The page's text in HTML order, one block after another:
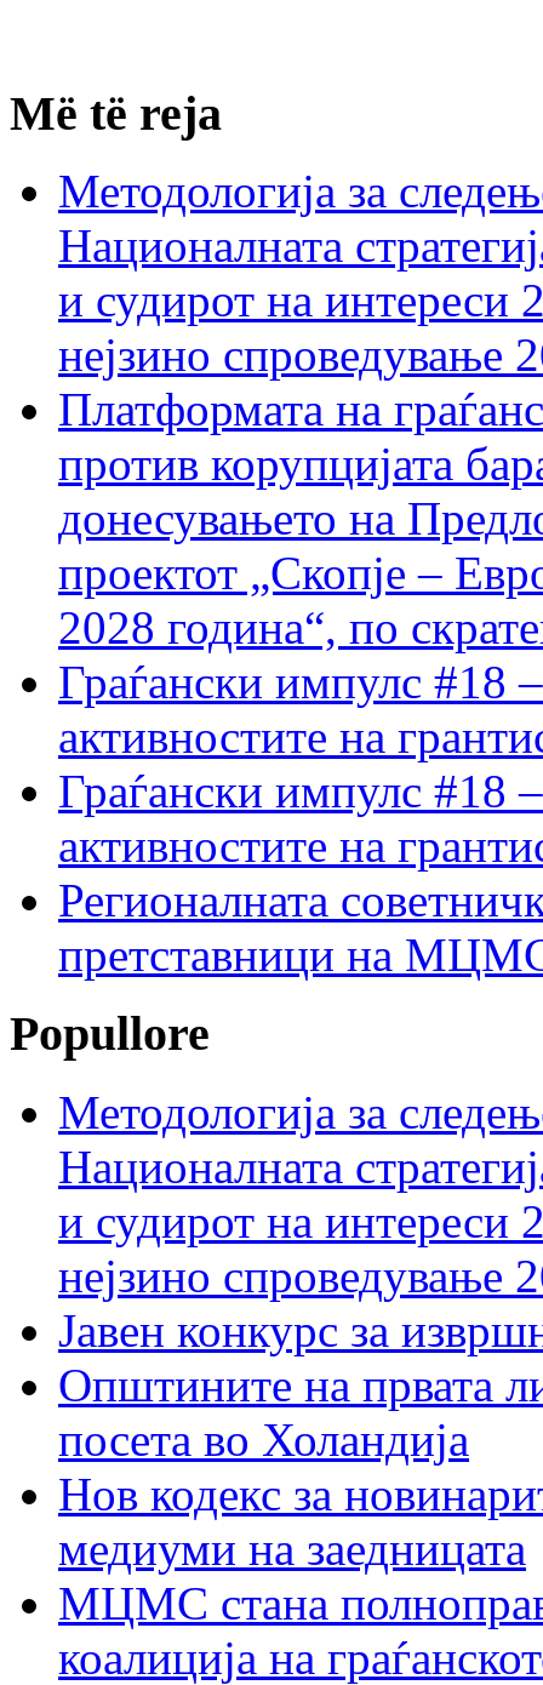
Më të reja
Методологија за
Националната
и судирот на интереси
нејзино спроведување
Платформата на
против корупцијата
донесувањето на
проектот „Скопје –
2028 година“, по
Граѓански импулс #18
активностите на
Граѓански импулс #18
активностите на
Регионалната
претставници на МЦМС
Popullore
Методологија за
Националната
и судирот на интереси
нејзино спроведување
Јавен конкурс за
Општините на првата
посета во Холандија
Нов кодекс за
медиуми на заедницата
МЦМС стана
коалиција на